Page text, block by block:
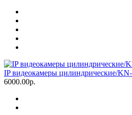
IP видеокамеры цилиндрические/
6000.00р.